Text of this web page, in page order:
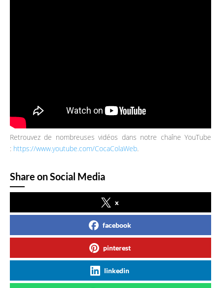
Retrouvez de nombreuses vidéos dans notre chaîne YouTube
: https://www.youtube.com/CocaColaWeb.
Share on Social Media
x
facebook
pinterest
linkedin